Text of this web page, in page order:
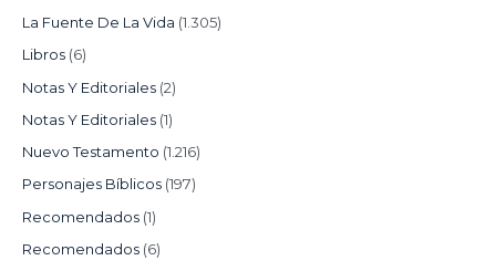
La Fuente De La Vida (1.305)
Libros (6)
Notas Y Editoriales (2)
Notas Y Editoriales (1)
Nuevo Testamento (1.216)
Personajes Bíblicos (197)
Recomendados (1)
Recomendados (6)